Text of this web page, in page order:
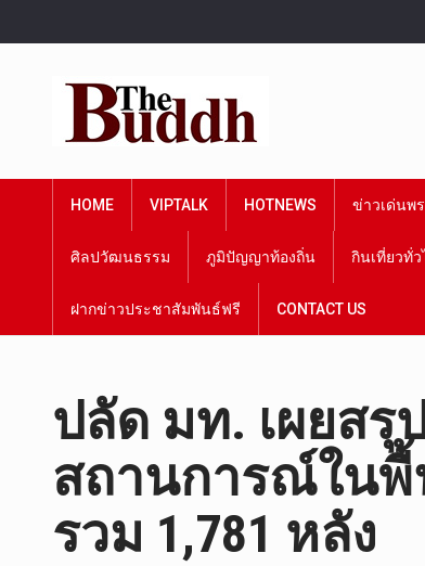
HOME VIPTALK HOTNEWS ข่าวเด่นพ
ศิลปวัฒนธรรม ภูมิปัญญาท้องถิ่น กินเที่ยวทั่ว
ฝากข่าวประชาสัมพันธ์ฟรี CONTACT US
ปลัด มท. เผยสรุ
สถานการณ์ในพื้
รวม 1,781 หลัง